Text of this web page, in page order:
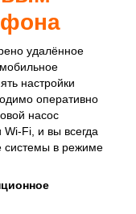
удалённое
настройки
оперативно
насос
Fi, и вы всегда
системы в режиме